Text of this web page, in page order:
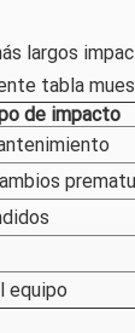
largos
tabla
de impacto
equipo